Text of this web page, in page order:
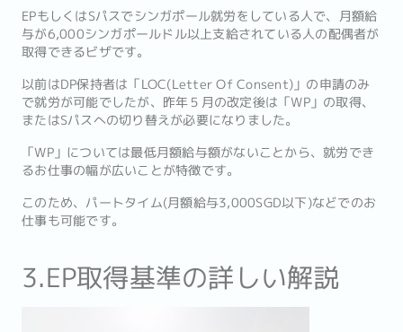
EPもしくはSパスでシンガポール就労をしている人で、月額給
与が6,000シンガポールドル以上支給されている人の配偶者が
取得できるビザです。
以前はDP保持者は「LOC(Letter Of Consent)」の申請のみ
で就労が可能でしたが、昨年５月の改定後は「WP」の取得、
またはSパスへの切り替えが必要になりました。
「WP」については最低月額給与額がないことから、就労でき
るお仕事の幅が広いことが特徴です。
このため、パートタイム(月額給与3,000SGD以下)などでのお
仕事も可能です。
3.EP取得基準の詳しい解説